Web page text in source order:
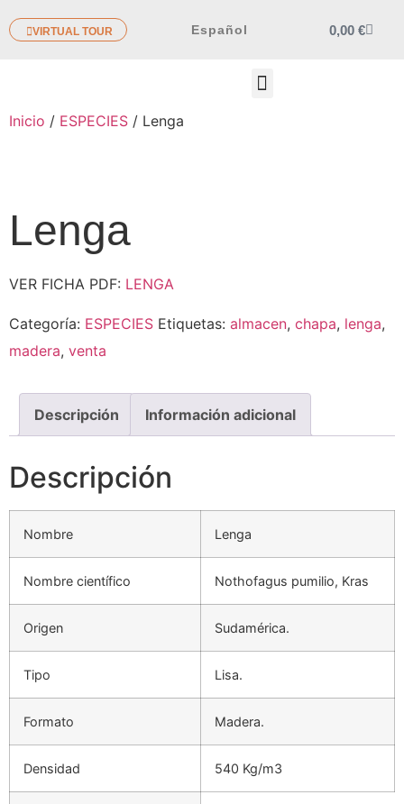
VIRTUAL TOUR Español 0,00 €
Inicio / ESPECIES / Lenga
Lenga
VER FICHA PDF: LENGA
Categoría: ESPECIES Etiquetas: almacen, chapa, lenga,
madera, venta
Descripción Información adicional
Descripción
Nombre Lenga
Nombre científico Nothofagus pumilio, Kras
Origen Sudamérica.
Tipo Lisa.
Formato Madera.
Densidad 540 Kg/m3